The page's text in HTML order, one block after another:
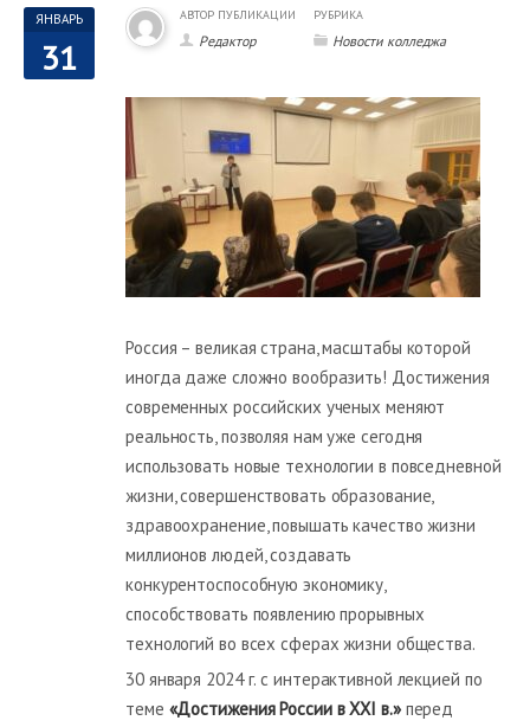
ЯНВАРЬ
31
АВТОР ПУБЛИКАЦИИ
Редактор
РУБРИКА
Новости колледжа
Россия – великая страна, масштабы которой
иногда даже сложно вообразить! Достижения
современных российских ученых меняют
реальность, позволяя нам уже сегодня
использовать новые технологии в повседневной
жизни, совершенствовать образование,
здравоохранение, повышать качество жизни
миллионов людей, создавать
конкурентоспособную экономику,
способствовать появлению прорывных
технологий во всех сферах жизни общества.
30 января 2024 г. с интерактивной лекцией по
теме «Достижения России вXXI в.»перед